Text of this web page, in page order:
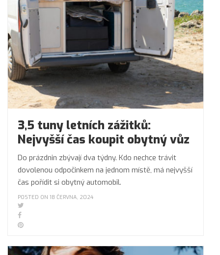
3,5 tuny letních zážitků:
Nejvyšší čas koupit obytný vůz
Do prázdnin zbývají dva týdny. Kdo nechce trávit
dovolenou odpočinkem na jednom místě, má nejvyšší
čas pořídit si obytný automobil.
POSTED ON 18 ČERVNA, 2024